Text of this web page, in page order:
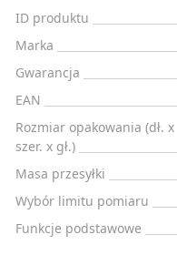
ID produktu
Marka
Gwarancja
EAN
Rozmiar opakowania (dł. x
szer. x gł.)
Masa przesyłki
Wybór limitu pomiaru
Funkcje podstawowe